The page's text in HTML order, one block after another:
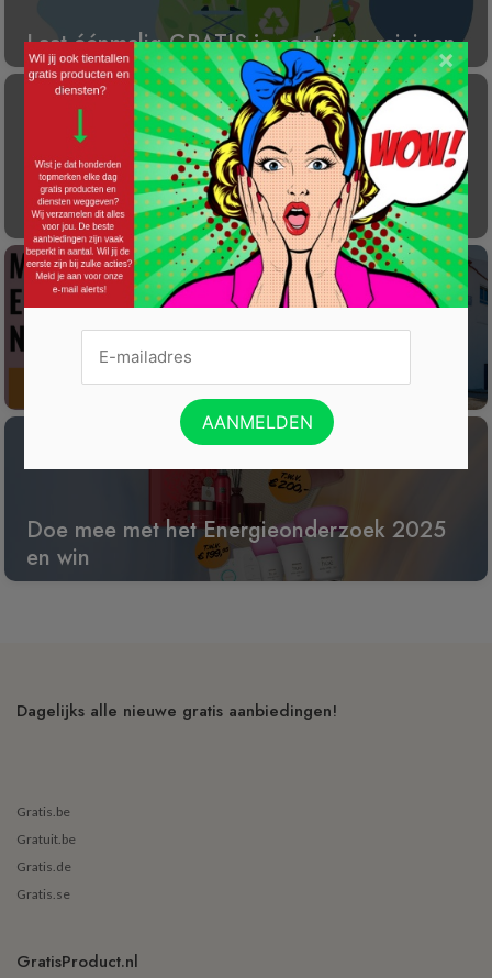
Laat éénmalig GRATIS je container reinigen
Gratis Princess elektrische kachel t.w.v. €
100
Win een wijnreis naar Spanje
Doe mee met het Energieonderzoek 2025
en win
Dagelijks alle nieuwe gratis aanbiedingen!
Gratis.be
Gratuit.be
Gratis.de
Gratis.se
GratisProduct.nl
×